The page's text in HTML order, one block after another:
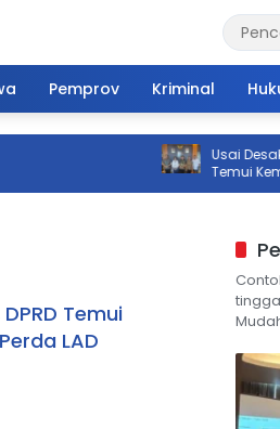
Pemprov Kriminal
Usai Desakan
Temui Kemendagri
Perda LAD
Temui
LAD